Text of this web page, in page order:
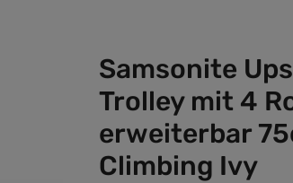
Samsonite
Trolley mit 4
erweiterbar
Climbing Ivy